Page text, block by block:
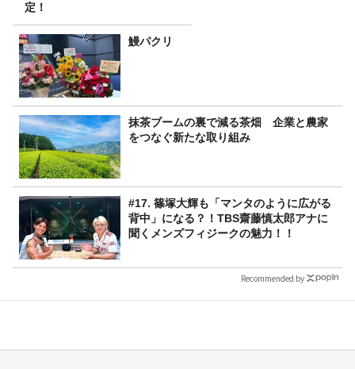
定！
鰻パクリ
抹茶ブームの裏で減る茶畑 企業と農家
をつなぐ新たな取り組み
#17. 篠塚大輝も「マンタのように広がる
背中」になる？！TBS齋藤慎太郎アナに
聞くメンズフィジークの魅力！！
Recommended by